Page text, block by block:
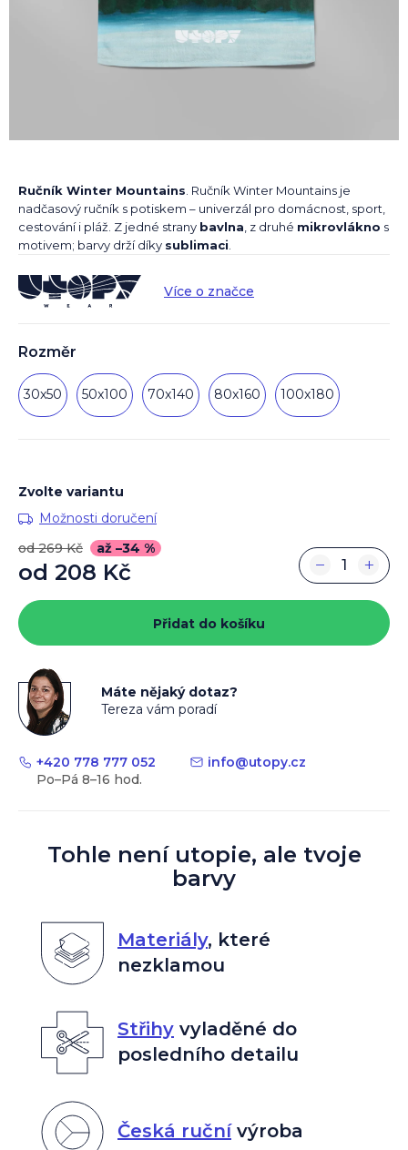
Rozměr
30x50 50x100 70x140 80x160 100x180
Ručník Winter Mountains. Ručník Winter Mountains je
nadčasový ručník s potiskem – univerzál pro domácnost, sport,
cestování i pláž. Z jedné strany bavlna, z druhé mikrovlákno s
motivem; barvy drží díky sublimaci.
Více o značce
Zvolte variantu
Možnosti doručení
od 269 Kč
až –34 %
od 208 Kč
cena:
+
−
Přidat do košíku
Máte nějaký dotaz?
Tereza vám poradí
+420 778 777 052 info@utopy.cz
Tohle není utopie, ale tvoje
barvy
Materiály, které
nezklamou
Střihyvyladěné do
posledního detailu
Česká ručnívýroba